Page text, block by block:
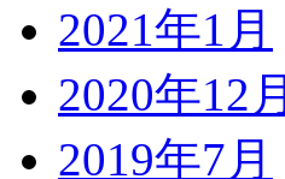
2021年1月
2020年12月
2019年7月